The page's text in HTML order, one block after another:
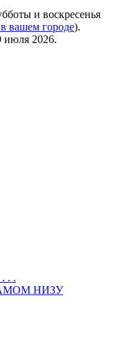
и воскресенья
вашем городе).
июля 2026.
. .
НИЗУ